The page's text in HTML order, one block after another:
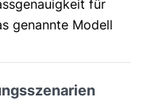
für
genannte Modell